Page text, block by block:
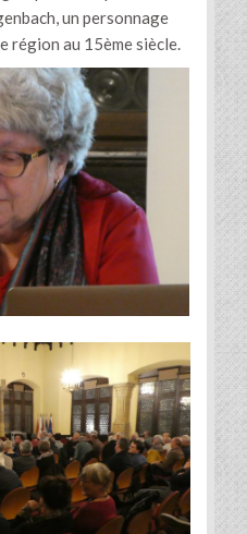
un personnage
région au 15ème siècle.